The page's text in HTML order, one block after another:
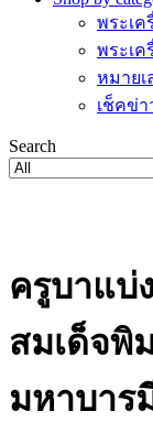
พระเค
พระเค
หมายเ
เช็คข่า
Search
ครูบาแบ่
สมเด็จพิ
มหาบาร